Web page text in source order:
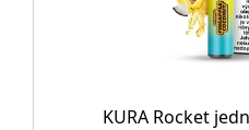
KURA Rocket